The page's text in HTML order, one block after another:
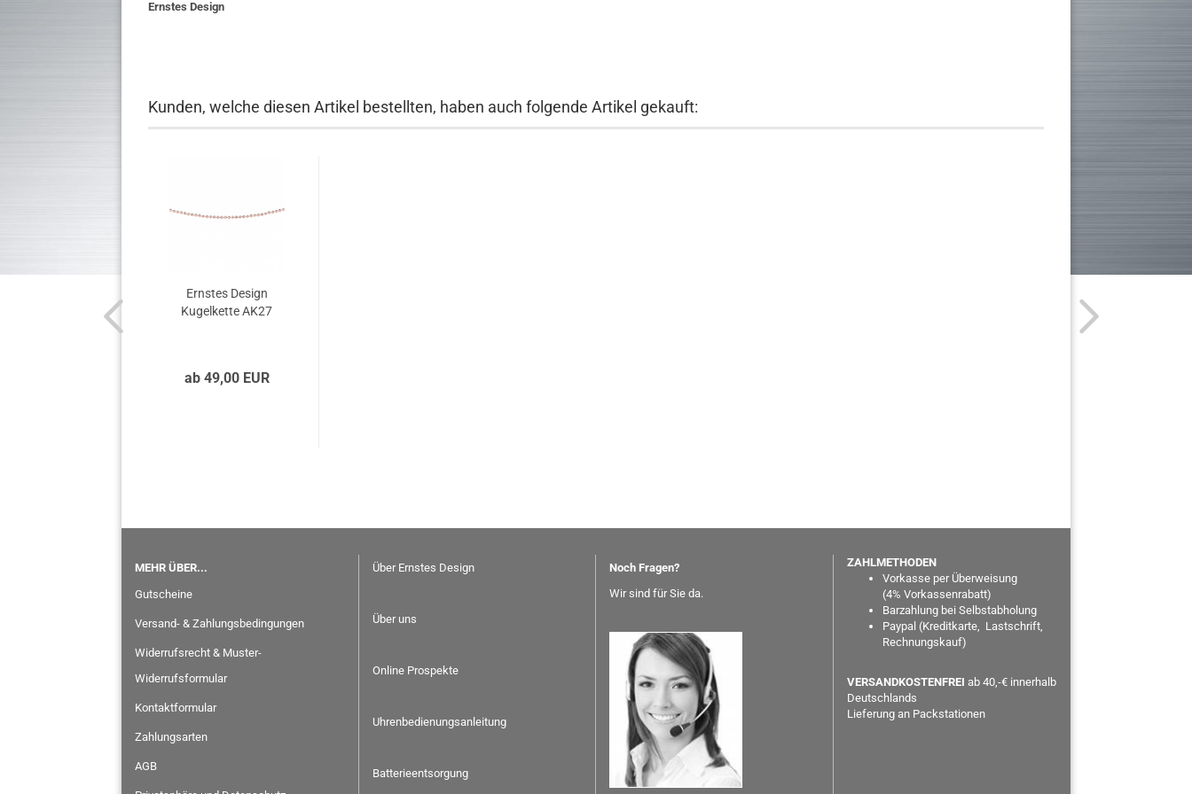
Ernstes Design
Kunden, welche diesen Artikel bestellten, haben auch folgende Artikel gekauft:
Ernstes Design
Kugelkette AK27
ab 49,00 EUR
MEHR ÜBER...
Gutscheine
Versand- & Zahlungsbedingungen
Widerrufsrecht & Muster-
Widerrufsformular
Kontaktformular
Zahlungsarten
AGB
Über Ernstes Design
Über uns
Online Prospekte
Uhrenbedienungsanleitung
Batterieentsorgung
Noch Fragen?
Wir sind für Sie da.
ZAHLMETHODEN
Vorkasse per Überweisung
(4% Vorkassenrabatt)
Barzahlung bei Selbstabholung
Paypal (Kreditkarte, Lastschrift,
Rechnungskauf)
VERSANDKOSTENFREI ab 40,-€ innerhalb
Deutschlands
Lieferung an Packstationen